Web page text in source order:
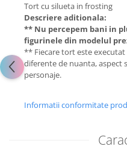
Tort cu silueta in frosting
Descriere aditionala:
** Nu percepem bani in
figurinele din modelul
** Fiecare tort este
diferente de nuanta, aspect
personaje.
Informatii conformitate